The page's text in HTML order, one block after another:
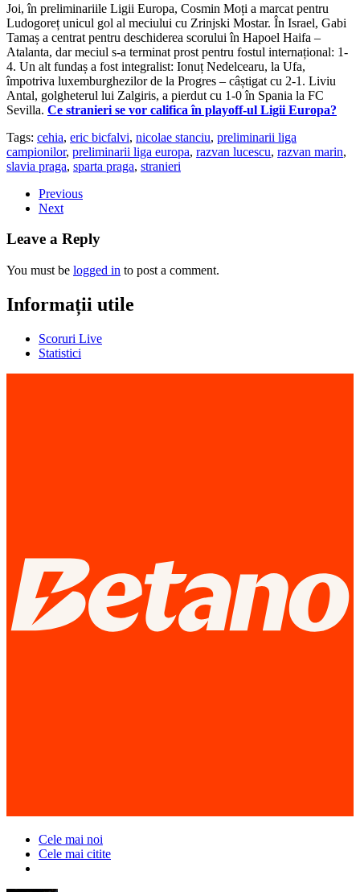
Joi, în preliminariile Ligii Europa, Cosmin Moți a marcat pentru
Ludogoreț unicul gol al meciului cu Zrinjski Mostar. În Israel, Gabi
Tamaș a centrat pentru deschiderea scorului în Hapoel Haifa –
Atalanta, dar meciul s-a terminat prost pentru fostul internațional: 1-
4. Un alt fundaș a fost integralist: Ionuț Nedelcearu, la Ufa,
împotriva luxemburghezilor de la Progres – câștigat cu 2-1. Liviu
Antal, golgheterul lui Zalgiris, a pierdut cu 1-0 în Spania la FC
Sevilla. Ce stranieri se vor califica în playoff-ul Ligii Europa?
Tags: cehia, eric bicfalvi, nicolae stanciu, preliminarii liga
campionilor, preliminarii liga europa, razvan lucescu, razvan marin,
slavia praga, sparta praga, stranieri
Previous
Next
Leave a Reply
You must be logged in to post a comment.
Informații utile
Scoruri Live
Statistici
Cele mai noi
Cele mai citite